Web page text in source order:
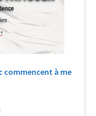
commencent à me